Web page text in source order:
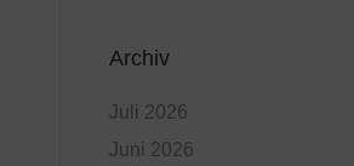
Archiv
Juli 2026
Juni 2026